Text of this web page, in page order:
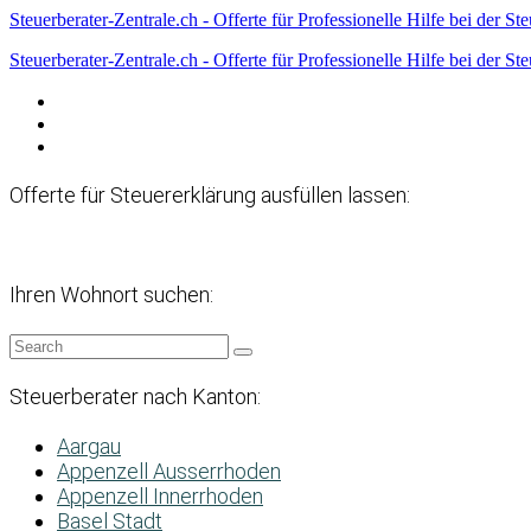
Steuerberater-Zentrale.ch - Offerte für Professionelle Hilfe bei der
Steuerberater-Zentrale.ch - Offerte für Professionelle Hilfe bei der
Offerte für Steuererklärung ausfüllen lassen:
Ihren Wohnort suchen:
Steuerberater nach Kanton:
Aargau
Appenzell Ausserrhoden
Appenzell Innerrhoden
Basel Stadt